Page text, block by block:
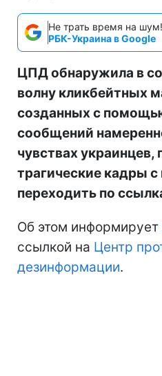
Не трать время на
РБК-Украина в Google
ЦПД обнаружила в
волну кликбейтных
созданных с
сообщений
чувствах
трагические кадры
переходить по
Об этом информирует
ссылкой на Центр
дезинформации.